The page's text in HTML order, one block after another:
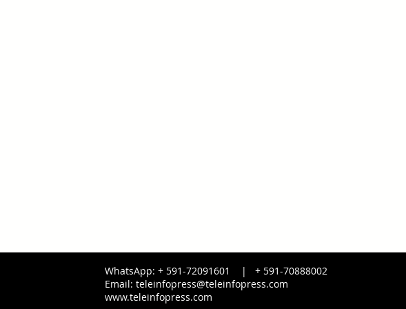
WhatsApp: + 591-72091601 | + 591-70888002
Email: teleinfopress@teleinfopress.com
www.teleinfopress.com